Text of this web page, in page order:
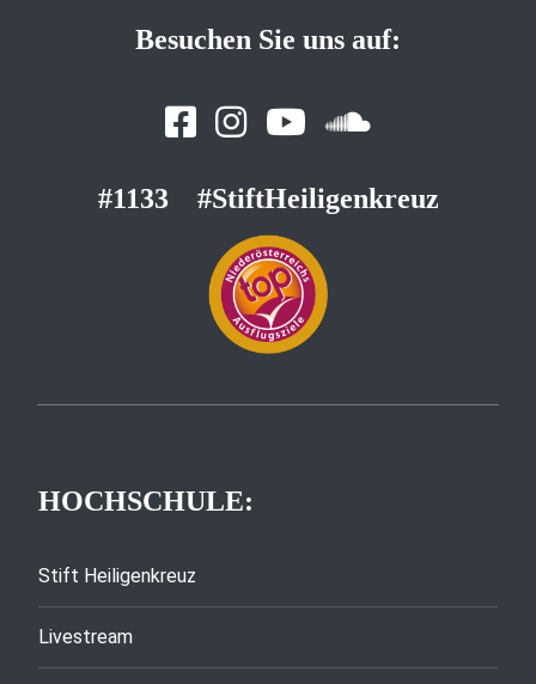
Besuchen Sie uns auf:
#1133 #StiftHeiligenkreuz
HOCHSCHULE:
Stift Heiligenkreuz
Livestream